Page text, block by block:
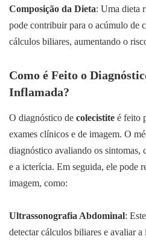
Composição da Dieta: Uma dieta
pode contribuir para o acúmulo de
cálculos biliares, aumentando o
Como é Feito o
Inflamada?
O diagnóstico de colecistite é feito
exames clínicos e de imagem. O
diagnóstico avaliando os sintomas,
e a icterícia. Em seguida, ele pode
imagem, como:
Ultrassonografia Abdominal:
detectar cálculos biliares e avaliar